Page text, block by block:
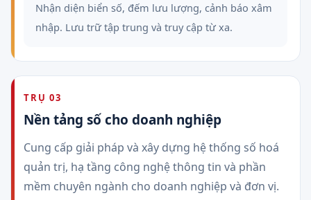
Nhận diện biển số, đếm lưu lượng, cảnh báo xâm
nhập. Lưu trữ tập trung và truy cập từ xa.
TRỤ 03
Nền tảng số cho doanh nghiệp
Cung cấp giải pháp và xây dựng hệ thống số hoá
quản trị, hạ tầng công nghệ thông tin và phần
mềm chuyên ngành cho doanh nghiệp và đơn vị.